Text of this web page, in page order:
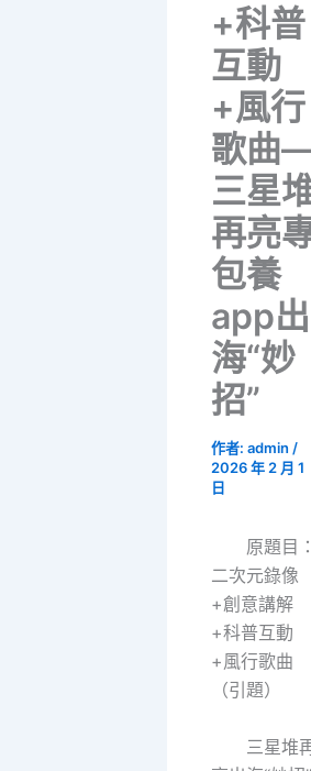
+科普
互動
+風行
歌曲
三星
再亮
包養
app出
海“妙
招”
作者: admin /
2026 年 2 月 1
日
原題目：
二次元錄像
+創意講解
+科普互動
+風行歌曲
（引題）
三星堆